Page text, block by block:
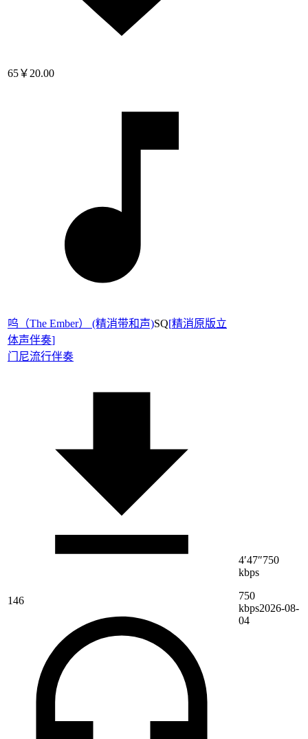
65￥20.00
呜（The Ember） (精消带和声)SQ[精消原版立
体声伴奏]
门尼流行伴奏
146
4′47″750
kbps
750
kbps2026-08-
04